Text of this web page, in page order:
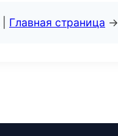
Главная страница →